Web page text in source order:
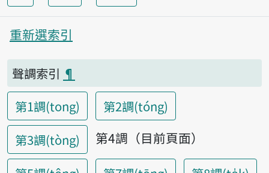
重新選索引
聲調索引 ¶
第1調(tong)
第2調(tóng)
第3調(tòng)
第4調（目前頁面）